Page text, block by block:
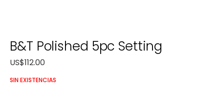
B&T Polished 5pc Setting
US$112.00
SIN EXISTENCIAS